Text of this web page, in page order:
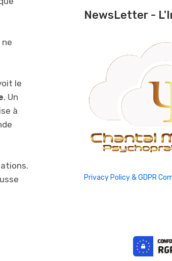
ne
le
. Un
à
NewsLetter -
Privacy Policy & GDPR